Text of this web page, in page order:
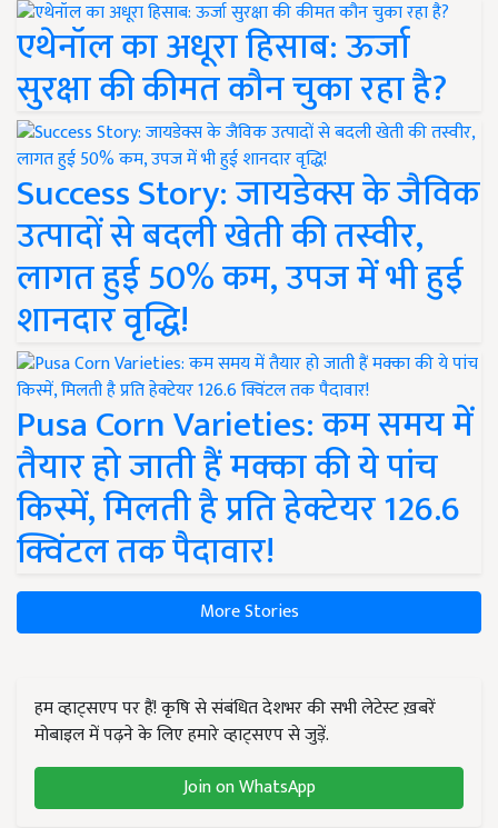
एथेनॉल का अधूरा हिसाब: ऊर्जा
सुरक्षा की कीमत कौन चुका रहा है?
Success Story: जायडेक्स के जैविक
उत्पादों से बदली खेती की तस्वीर,
लागत हुई 50% कम, उपज में भी हुई
शानदार वृद्धि!
Pusa Corn Varieties: कम समय में
तैयार हो जाती हैं मक्का की ये पांच
किस्में, मिलती है प्रति हेक्टेयर 126.6
क्विंटल तक पैदावार!
More Stories
हम व्हाट्सएप पर हैं! कृषि से संबंधित देशभर की सभी लेटेस्ट ख़बरें
मोबाइल में पढ़ने के लिए हमारे व्हाट्सएप से जुड़ें.
Join on WhatsApp